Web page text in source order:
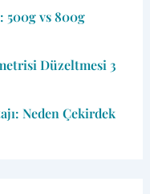
500g vs 800g
Düzeltmesi 3
Neden Çekirdek